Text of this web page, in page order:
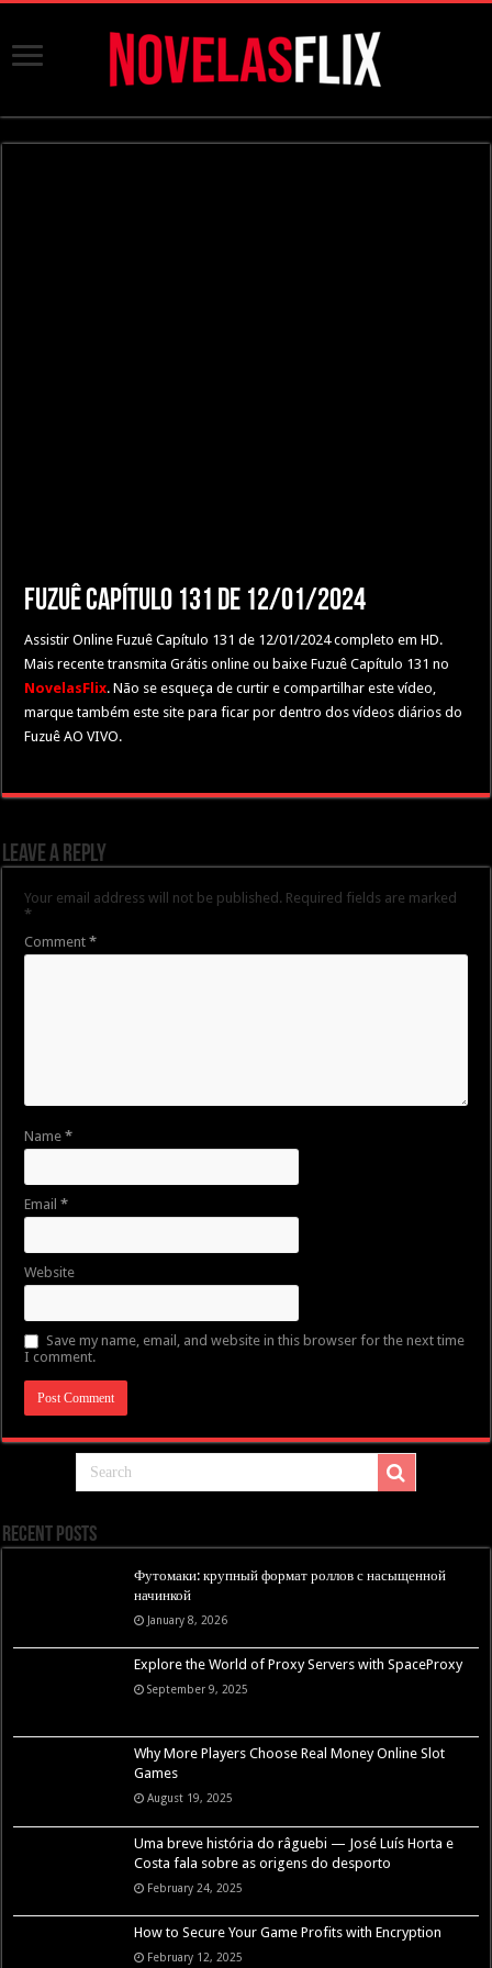
Fuzuê Capítulo 131 de 12/01/2024
Assistir Online Fuzuê Capítulo 131 de 12/01/2024 completo em HD.
Mais recente transmita Grátis online ou baixe Fuzuê Capítulo 131 no
NovelasFlix. Não se esqueça de curtir e compartilhar este vídeo,
marque também este site para ficar por dentro dos vídeos diários do
Fuzuê AO VIVO.
Leave a Reply
Your email address will not be published. Required fields are marked
*
Comment*
Name*
Email*
Website
Save my name, email, and website in this browser for the next time
I comment.
Recent Posts
Футомаки: крупный формат роллов с насыщенной
начинкой
January 8, 2026
Explore the World of Proxy Servers with SpaceProxy
September 9, 2025
Why More Players Choose Real Money Online Slot
Games
August 19, 2025
Uma breve história do râguebi — José Luís Horta e
Costa fala sobre as origens do desporto
February 24, 2025
How to Secure Your Game Profits with Encryption
February 12, 2025